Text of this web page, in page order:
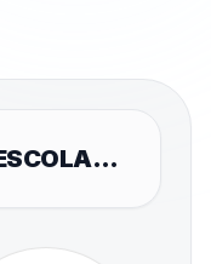
LIGAS OFICIAIS ESCOLARES